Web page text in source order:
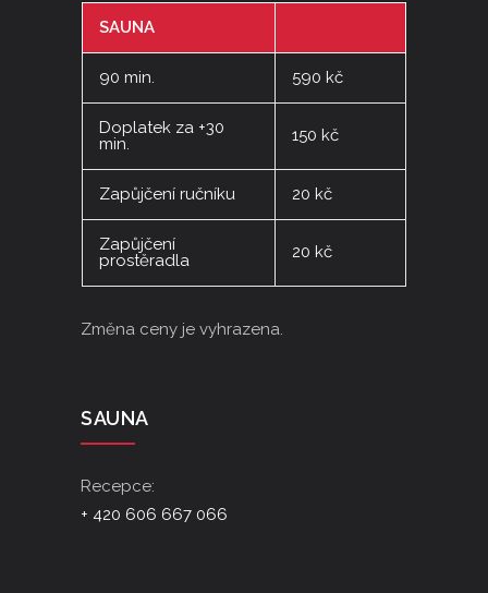
SAUNA
90 min. 590 kč
Doplatek za +30
min.
150 kč
Zapůjčení ručníku 20 kč
Zapůjčení
prostěradla
20 kč
Změna ceny je vyhrazena.
SAUNA
Recepce:
+ 420 606 667 066